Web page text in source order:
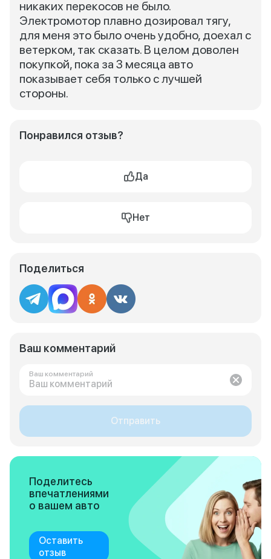
никаких перекосов не было.
Электромотор плавно дозировал тягу,
для меня это было очень удобно, доехал с
ветерком, так сказать. В целом доволен
покупкой, пока за 3 месяца авто
показывает себя только с лучшей
стороны.
Понравился отзыв?
Да
Нет
Поделиться
Ваш комментарий
Ваш комментарий
Отправить
Поделитесь
впечатлениями
о вашем авто
Оставить
отзыв